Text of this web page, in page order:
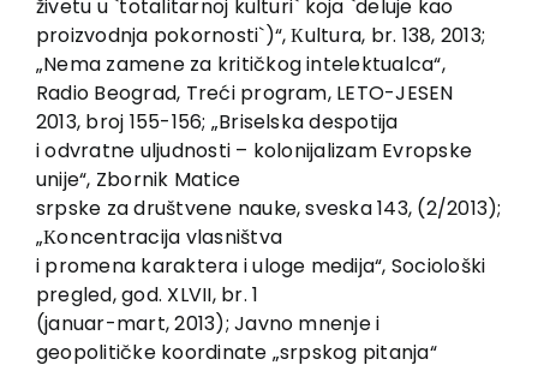
živetu u `totalitarnoj kulturi` koja `deluje kao
proizvodnja pokornosti`)“, Кultura, br. 138, 2013;
„Nema zamene za kritičkog intelektualca“,
Radio Beograd, Treći program, LETO-JESEN
2013, broj 155-156; „Briselska despotija
i odvratne uljudnosti – kolonijalizam Evropske
unije“, Zbornik Matice
srpske za društvene nauke, sveska 143, (2/2013);
„Кoncentracija vlasništva
i promena karaktera i uloge medija“, Sociološki
pregled, god. XLVII, br. 1
(januar-mart, 2013); Javno mnenje i
geopolitičke koordinate „srpskog pitanja“